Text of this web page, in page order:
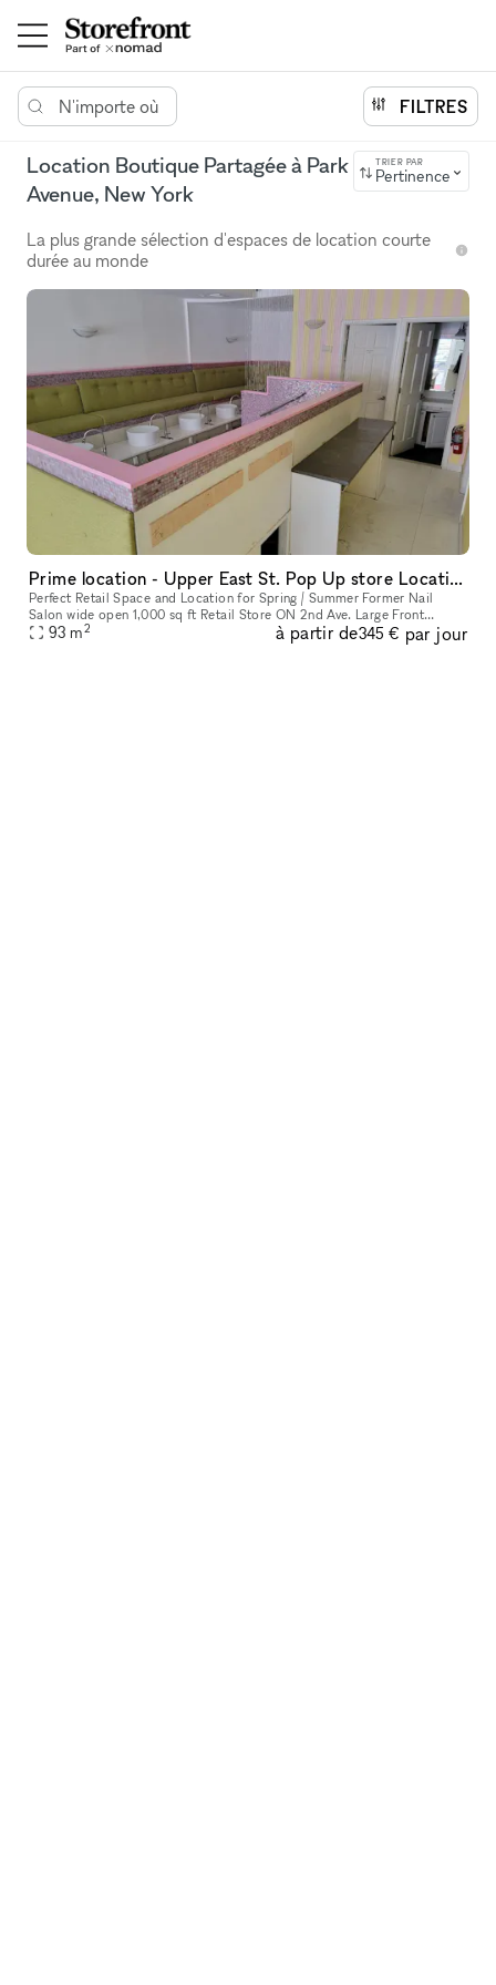
N'importe où FILTRES
Location Boutique Partagée à Park
Avenue, New York
TRIER PAR
Pertinence
La plus grande sélection d'espaces de location courte
durée au monde
Prime location - Upper East St. Pop Up store Location !
Perfect Retail Space and Location for Spring / Summer Former Nail
Salon wide open 1,000 sq ft Retail Store ON 2nd Ave. Large Front
Window. Perfect Pop Up Month to Month location. Q train directly ac
93 m2 à partir de345 € par jour